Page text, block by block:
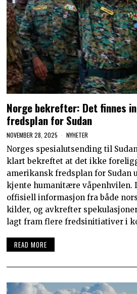
Norge bekrefter: Det finnes
fredsplan for Sudan
NOVEMBER 28, 2025 NYHETER
Norges spesialutsending til
klart bekreftet at det ikke
amerikansk fredsplan for Sudan
kjente humanitære våpenhvilen.
offisiell informasjon fra både
kilder, og avkrefter
lagt fram flere fredsinitiativer i
READ MORE